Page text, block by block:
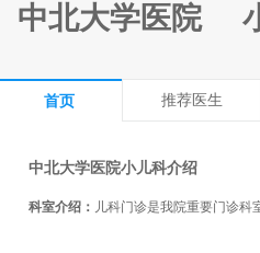
中北大学医院
首页 推荐医生
中北大学医院小儿科介绍
科室介绍：